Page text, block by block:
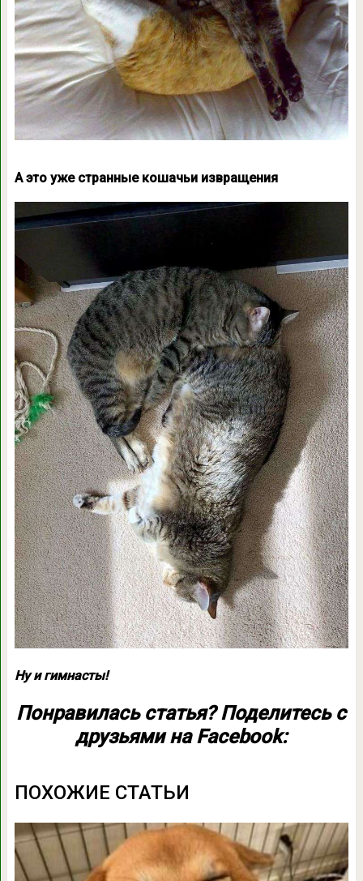
А это уже странные кошачьи извращения
Ну и гимнасты!
Понравилась статья? Поделитесь с
друзьями на Facebook:
ПОХОЖИЕ СТАТЬИ